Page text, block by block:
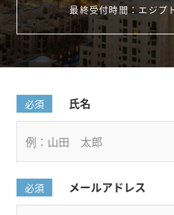
最終受付時間：エジプ
必須 氏名
必須 メールアドレス